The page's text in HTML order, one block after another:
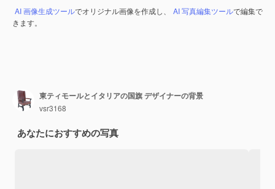
AI 画像生成ツールでオリジナル画像を作成し、 AI 写真編集ツールで編集で
きます。
東ティモールとイタリアの国旗 デザイナーの背景
vsr3168
あなたにおすすめの写真